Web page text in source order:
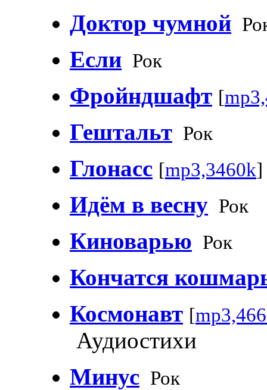
Доктор чумной
Если Рок
Фройндшафт [
Гештальт Рок
Глонасс [mp3,3460k]
Идём в весну Рок
Киноварью Рок
Кончатся
Космонавт [
Аудиостихи
Минус Рок